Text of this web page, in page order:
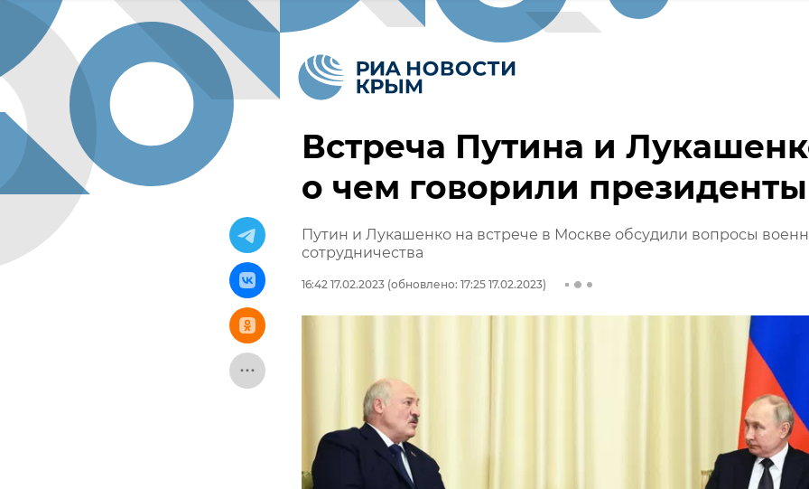
Встреча Путина и
о чем говорили президенты
Путин и Лукашенко на встрече в Москве обсудили вопросы
сотрудничества
16:42 17.02.2023 (обновлено: 17:25 17.02.2023)